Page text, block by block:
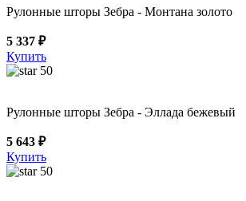
Рулонные шторы Зебра - Монтана золото
5 337 ₽
Купить
50
Рулонные шторы Зебра - Эллада бежевый
5 643 ₽
Купить
50